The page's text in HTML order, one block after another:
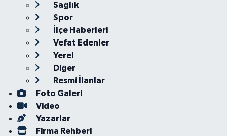
Sağlık
Spor
İlçe Haberleri
Vefat Edenler
Yerel
Diğer
Resmi İlanlar
Foto Galeri
Video
Yazarlar
Firma Rehberi